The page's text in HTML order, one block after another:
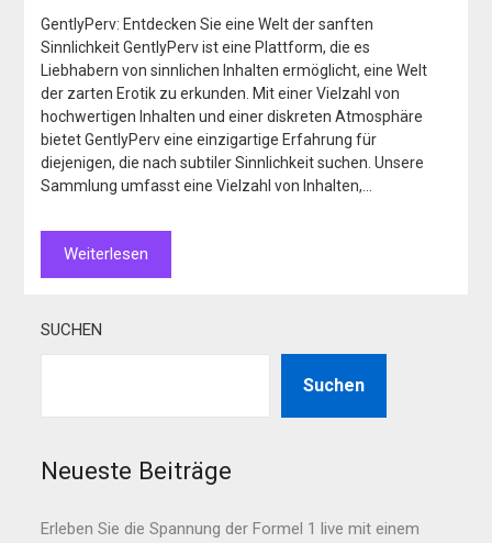
GentlyPerv: Entdecken Sie eine Welt der sanften
Sinnlichkeit GentlyPerv ist eine Plattform, die es
Liebhabern von sinnlichen Inhalten ermöglicht, eine Welt
der zarten Erotik zu erkunden. Mit einer Vielzahl von
hochwertigen Inhalten und einer diskreten Atmosphäre
bietet GentlyPerv eine einzigartige Erfahrung für
diejenigen, die nach subtiler Sinnlichkeit suchen. Unsere
Sammlung umfasst eine Vielzahl von Inhalten,…
Weiterlesen
SUCHEN
Suchen
Neueste Beiträge
Erleben Sie die Spannung der Formel 1 live mit einem